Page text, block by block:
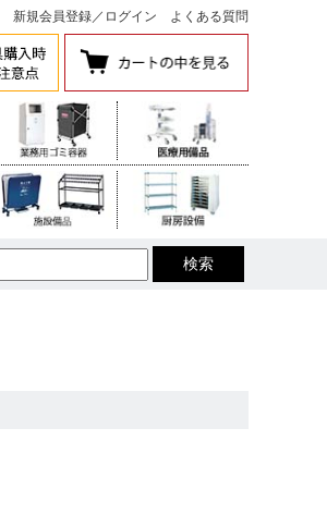
新規会員登録／ ログイン よくある質問